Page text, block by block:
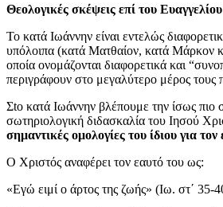
Θεολογικές σκέψεις επί του Ευαγγελίου
Το κατά Ιωάννην είναι εντελώς
υπόλοιπα (κατά Ματθαίον, κατά Μάρκον
οποία ονομάζονται διαφορετικά και
περιγράφουν στο μεγαλύτερο μέρος τους
Σto κατά Ιωάννην βλέπουμε την ίσως πιο
σωτηριολογική διδασκαλία του Ιησού
σημαντικές ομολογίες του ίδιου για τον
Ο Χριστός αναφέρει τον εαυτό του ως:
«Εγώ ειμί ο άρτος της ζωής» (Ιω. στ΄ 35-